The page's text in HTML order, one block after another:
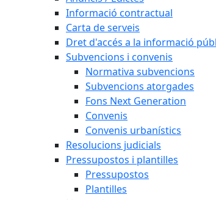
Informació contractual
Carta de serveis
Dret d'accés a la informació
Subvencions i convenis
Normativa subvencions
Subvencions atorgades
Fons Next Generation
Convenis
Convenis urbanístics
Resolucions judicials
Pressupostos i plantilles
Pressupostos
Plantilles